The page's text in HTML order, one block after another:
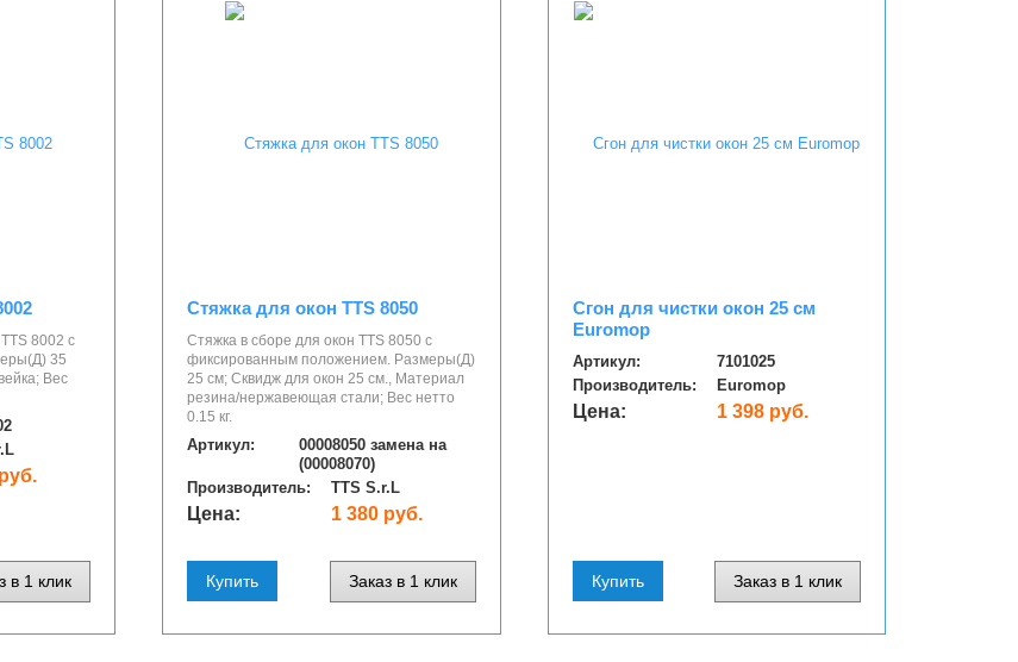
8002 с
35
Вес
в 1 клик
Стяжка для окон TTS 8050
Стяжка в сборе для окон TTS 8050 с
фиксированным положением. Размеры(Д)
25 см; Сквидж для окон 25 см., Материал
резина/нержавеющая стали; Вес нетто
0.15 кг.
Артикул:
00008050 замена на
(00008070)
Производитель:
TTS S.r.L
Цена: 1 380 руб.
Купить Заказ в 1 клик
Сгон для чистки окон 25 см
Euromop
Артикул:
7101025
Производитель:
Euromop
Цена: 1 398 руб.
Купить Заказ в 1 клик